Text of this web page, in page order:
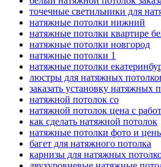
точечные светильники для
натяжные потолки нижний
натяжные потолки квартире
натяжные потолки новгород
натяжные потолки 1
натяжные потолки
люстры для натяжных
заказать установку натяжных
натяжной потолок со
натяжной потолок цена с
как сделать натяжной потолок
натяжные потолки фото и
багет для натяжного потолка
карнизы для натяжных